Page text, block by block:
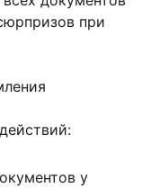
при
у